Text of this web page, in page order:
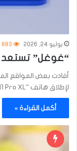
يوليو 24, 2026 883
“غوغل” تستعد
أفادت بعض المواقع
لإطلاق هاتف “Pixel 11 Pro XL”، الذي صممته ليكون من…
أكمل القراءة »